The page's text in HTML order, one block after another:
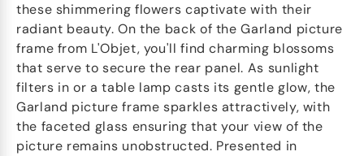
these shimmering flowers captivate with their
radiant beauty. On the back of the Garland picture
frame from L'Objet, you'll find charming blossoms
that serve to secure the rear panel. As sunlight
filters in or a table lamp casts its gentle glow, the
Garland picture frame sparkles attractively, with
the faceted glass ensuring that your view of the
picture remains unobstructed. Presented in